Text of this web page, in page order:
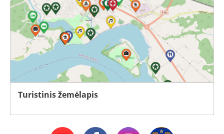
Turistinis žemėlapis